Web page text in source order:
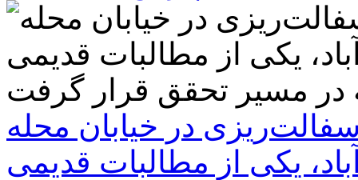
در خیابان محله
یکی از مطالبات قدیمی